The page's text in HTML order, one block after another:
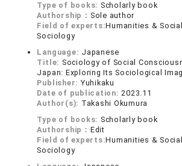
Type of books: Scholarly book
Authorship： Sole author
Field of experts:Humanities &
Sociology
Language: Japanese
Title: Sociology of Social
Japan: Exploring Its Sociological
Publisher: Yuhikaku
Date of publication:2023.11
Author(s): Takashi Okumura
Type of books: Scholarly book
Authorship： Edit
Field of experts:Humanities &
Sociology